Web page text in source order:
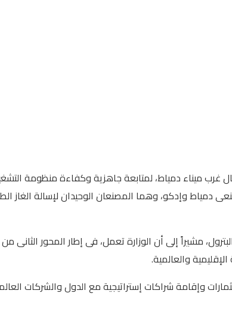
ميناء دمياط، لمتابعة جاهزية وكفاءة منظومة
دمياط وإدكو، وهما المصنعان الوحيدان لإسالة
مشيراً إلى أن الوزارة تعمل، فى إطار المحور الثانى من
والعالمية.
وإقامة شراكات إستراتيجية مع الدول والشركات